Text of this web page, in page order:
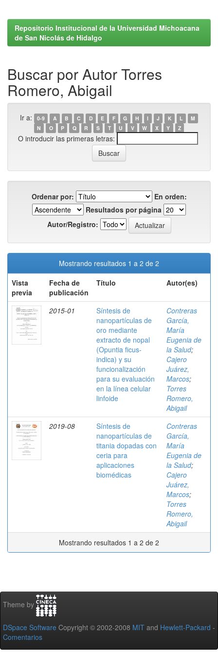
Repositorio Institucional de la Universidad Michoacana
de San Nicolás de Hidalgo
Buscar por Autor Torres
Romero, Abigail
Ir a: 0-9 A B C D E F G H I J K L
M
N
O P Q R S T U V W X Y Z
O introducir las primeras letras:
Ordenar por:
En orden:
Resultados por página
Autor/Registro:
Mostrando resultados 1 a 2 de 2
Vista
previa
Fecha de
publicación
Título Autor(es)
2015-01
Síntesis de
nanopartículas de
oro mediante
extracto de nopal
(Opuntia ficus-
indica) y su
funcionalización
para su evaluación
en la línea celular
linfoide
Contreras
García,
María
Eugenia de
la Salud;
Cajero
Juárez,
Marcos;
Torres
Romero,
Abigail
2019-08
Síntesis de
nanopartículas de
titania dopadas con
ceria para
aplicaciones
biomédicas
Contreras
García,
María
Eugenia de
la Salud;
Cajero
Juárez,
Marcos;
Torres
Romero,
Abigail
Mostrando resultados 1 a 2 de 2
Theme by
DSpace Software Copyright © 2002-2008 MIT and Hewlett-Packard -
Comentarios